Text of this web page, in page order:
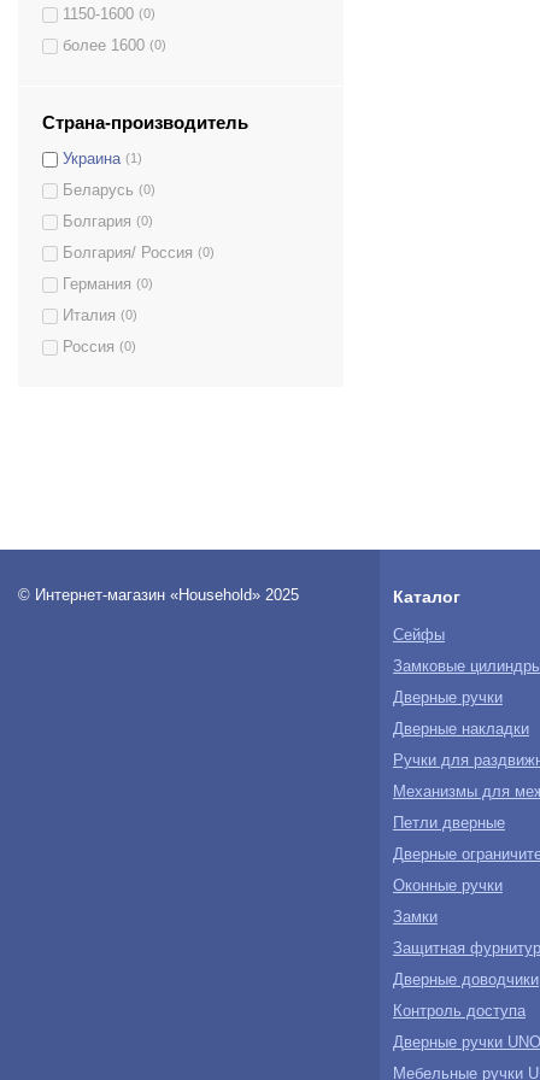
TM.120Т/2 EL
1150-1600 (0)
более 1600 (0)
Страна-производитель
Украина (1)
Беларусь (0)
Болгария (0)
Болгария/ Россия (0)
Германия (0)
Италия (0)
Россия (0)
© Интернет-магазин «Household» 2025 Каталог
Сейфы
Замковые
Дверные ручки
Дверные накладки
Ручки для
Механизмы для
Петли дверные
Дверные
Оконные ручки
Замки
Защитная
Дверные доводчики
Контроль доступа
Дверные ручки
Мебельные ручки